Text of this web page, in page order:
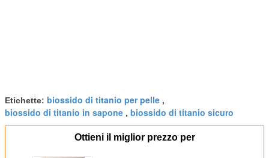
Etichette: biossido di titanio per pelle ,
biossido di titanio in sapone , biossido di titanio sicuro
Ottieni il miglior prezzo per